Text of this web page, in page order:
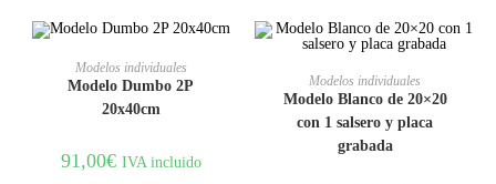
AÑADIR AL CARRITO
Modelos individuales
Modelo Dumbo 2P
20x40cm
91,00€ IVA incluido
AÑADIR AL CARRITO
Modelos individuales
Modelo Blanco de 20×20
con 1 salsero y placa
grabada